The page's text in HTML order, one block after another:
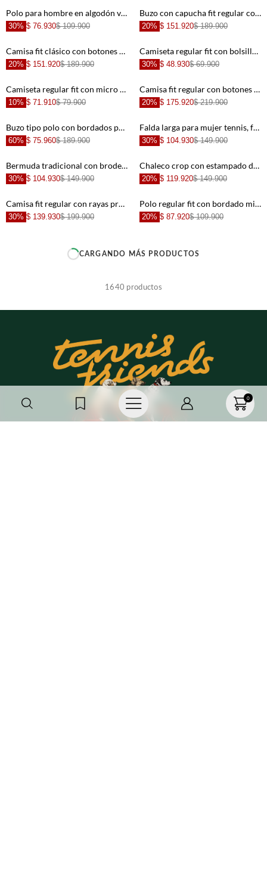
0
+ +
+ +
+ +
+ +
+
Polo para hombre en algodón verde salvia fit regular con logo bordado
30% $ 76.930$ 109.900
+
Buzo con capucha fit regular con cordones en algodón beige arena para hombre
20% $ 151.920$ 189.900
+
Camisa fit clásico con botones en contraste de algodón verde salvia para hombre
20% $ 151.920$ 189.900
+
Camiseta regular fit con bolsillo y mini gráfico de algodón blanco para hombre
30% $ 48.930$ 69.900
Camiseta regular fit con micro texto en algodón crema para hombre
10% $ 71.910$ 79.900
Camisa fit regular con botones en contraste de algodón blanco para hombre
20% $ 175.920$ 219.900
Buzo tipo polo con bordados para mujer
60% $ 75.960$ 189.900
Falda larga para mujer tennis, faldas punto preteñido
30% $ 104.930$ 149.900
+
Bermuda tradicional con broderie calado en algodón beige para mujer
30% $ 104.930$ 149.900
+
Chaleco crop con estampado de peces en algodón naranja para mujer
20% $ 119.920$ 149.900
+
Camisa fit regular con rayas preteñidas en verde claro para hombre
30% $ 139.930$ 199.900
Polo regular fit con bordado minimal en algodón azul para hombre
20% $ 87.920$ 109.900
CARGANDO MÁS PRODUCTOS
1640 productos